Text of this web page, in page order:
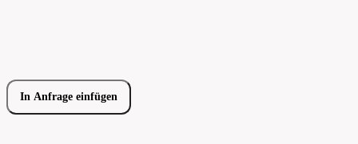
In Anfrage einfügen